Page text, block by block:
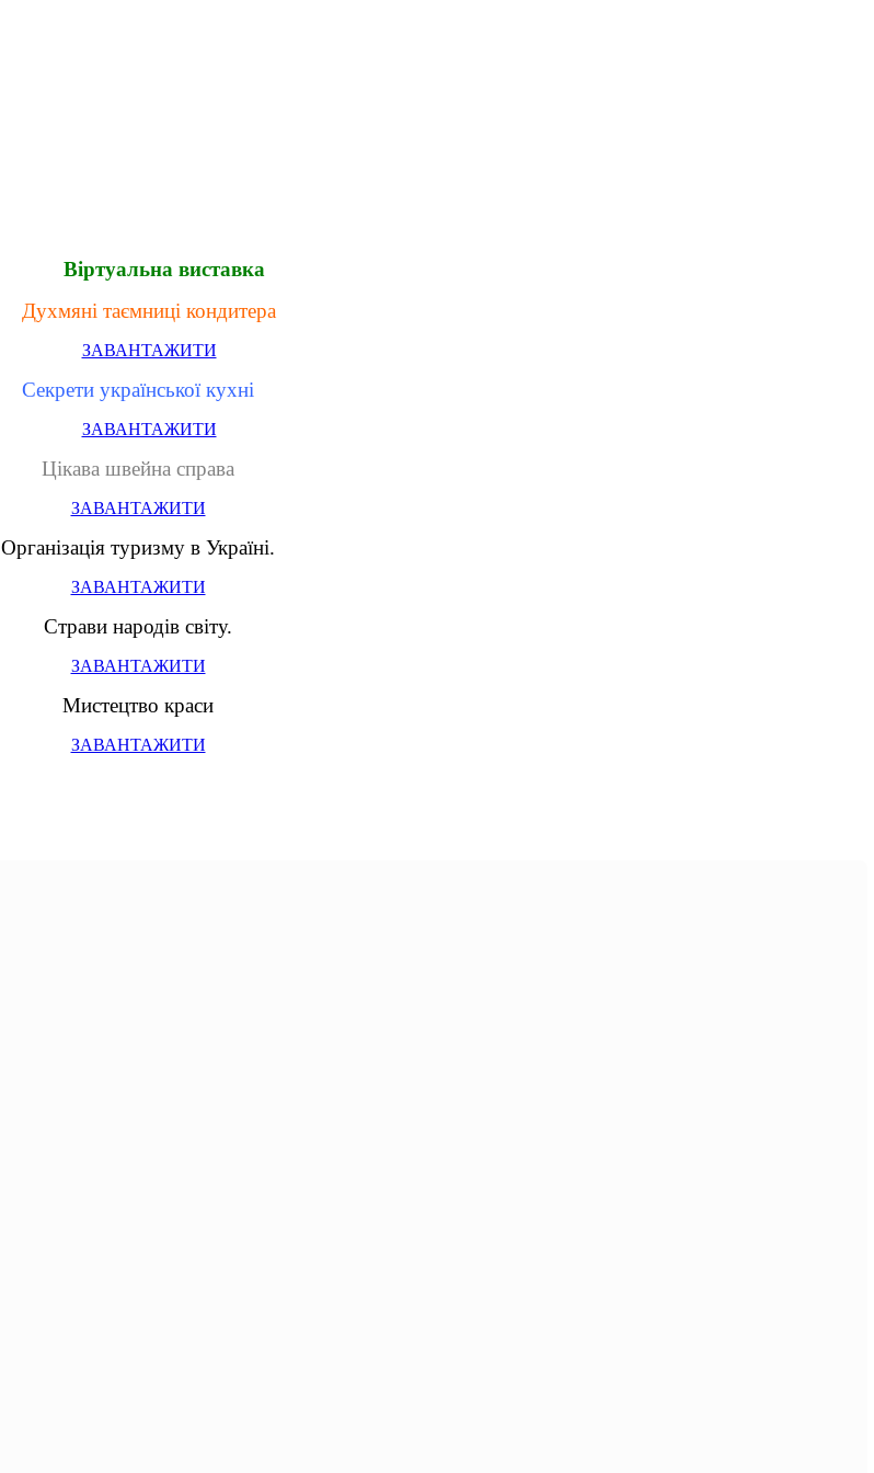
Віртуальна виставка
Духмяні таємниці кондитера
ЗАВАНТАЖИТИ
Секрети української кухні
ЗАВАНТАЖИТИ
Цікава швейна справа
ЗАВАНТАЖИТИ
Організація туризму в Україні.
ЗАВАНТАЖИТИ
Страви народів світу.
ЗАВАНТАЖИТИ
Мистецтво краси
ЗАВАНТАЖИТИ